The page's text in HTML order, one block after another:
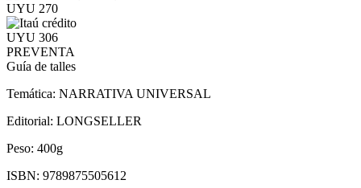
UYU 270
UYU 306
PREVENTA
Guía de talles
Temática: NARRATIVA UNIVERSAL
Editorial: LONGSELLER
Peso: 400g
ISBN: 9789875505612